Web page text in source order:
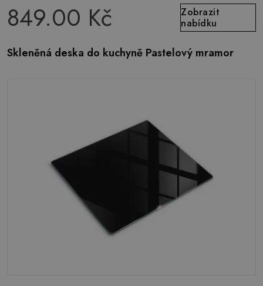
849.00 Kč
Zobrazit
nabídku
Skleněná deska do kuchyně Pastelový mramor